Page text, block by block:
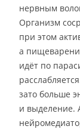
нервным
Организм
при этом
а
идёт по
зато больше
и выделение.